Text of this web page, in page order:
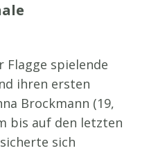
Flagge spielende
ihren ersten
Brockmann (19,
bis auf den letzten
sich